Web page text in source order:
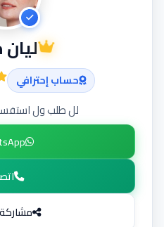
إضافة إعلان
حساب إحترافي
لل طلب ول